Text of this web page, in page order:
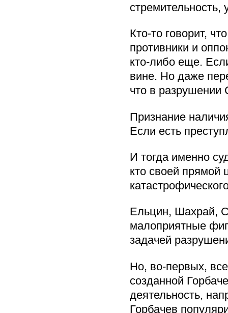
стремительность,
Кто-то говорит,
противники и
кто-либо еще.
вине. Но даже
что в разрушении
Признание
Если есть
И тогда именно
кто своей прямой
Ельцин, Шахрай,
малоприятные
задачей
Но, во-первых,
созданной
деятельность,
Горбачев